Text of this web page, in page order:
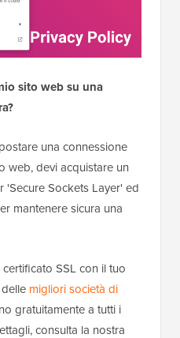
sito web su una
una connessione
web, devi acquistare un
'Secure Sockets Layer' ed
mantenere sicura una
SSL con il tuo
migliori società di
gratuitamente a tutti i
consulta la nostra